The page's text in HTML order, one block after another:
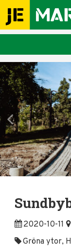
2020-10-11
Gröna ytor,